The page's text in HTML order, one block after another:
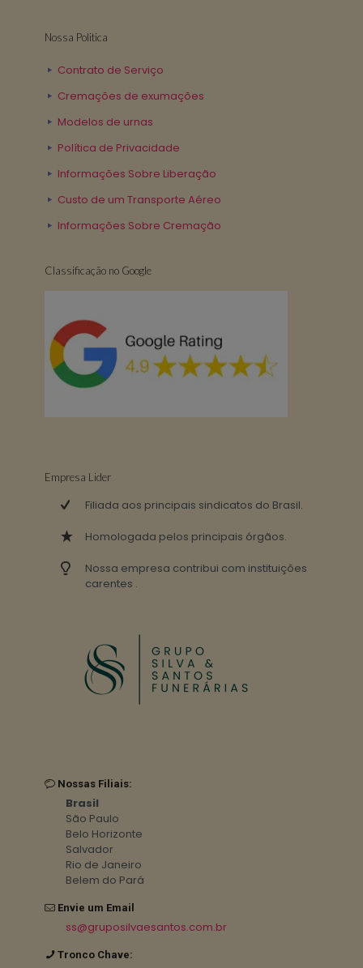
Nossa Politica
Contrato de Serviço
Cremações de exumações
Modelos de urnas
Política de Privacidade
Informações Sobre Liberação
Custo de um Transporte Aéreo
Informações Sobre Cremação
Classificação no Google
Empresa Lider
Filiada aos principais sindicatos do Brasil.
Homologada pelos principais órgãos.
Nossa empresa contribui com instituições
carentes .
Nossas Filiais:
Brasil
São Paulo
Belo Horizonte
Salvador
Rio de Janeiro
Belem do Pará
Envie um Email
ss@gruposilvaesantos.com.br
Tronco Chave: